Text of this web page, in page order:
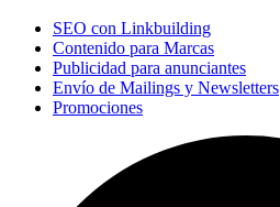
SEO con Linkbuilding
Contenido para Marcas
Publicidad para anunciantes
Envío de Mailings y Newsletters
Promociones